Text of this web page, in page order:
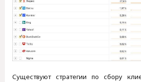
Существуют стратегии по сбору